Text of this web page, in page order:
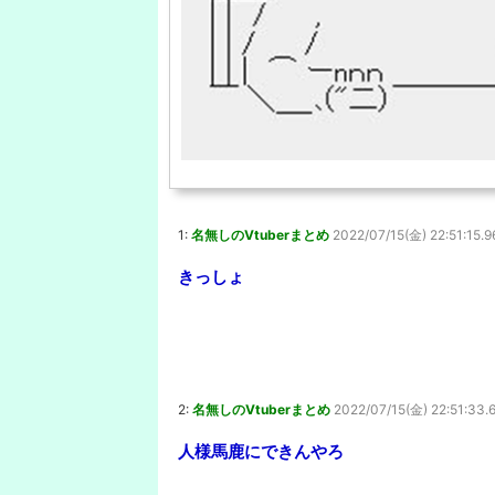
1: 名無しのVtuberまとめ 2022/07/15(金)
きっしょ
2: 名無しのVtuberまとめ 2022/07/15(金)
人様馬鹿にできんやろ